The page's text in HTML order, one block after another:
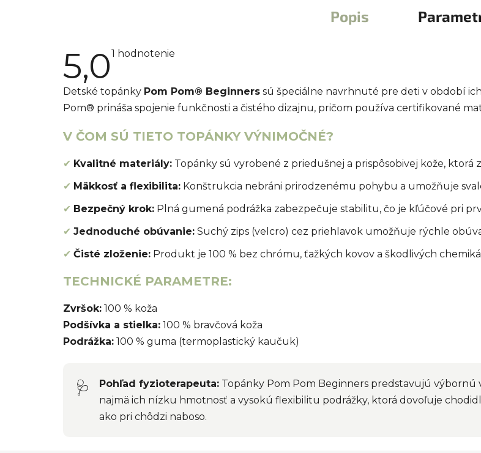
Popis
5,0Priemerné
5,0
5
1 hodnotenie
Detské topánky Pom Pom® Beginners sú špeciálne navrhnuté pre deti v období
Pom® prináša spojenie funkčnosti a čistého dizajnu, pričom používa certifikované
V ČOM SÚ TIETO TOPÁNKY VÝNIMOČNÉ?
✔ Kvalitné materiály: Topánky sú vyrobené z priedušnej a prispôsobivej kože,
✔ Mäkkosť a flexibilita: Konštrukcia nebráni prirodzenému pohybu a umožňuje
✔ Bezpečný krok: Plná gumená podrážka zabezpečuje stabilitu, čo je kľúčové pri
✔ Jednoduché obúvanie: Suchý zips (velcro) cez priehlavok umožňuje rýchle
✔ Čisté zloženie: Produkt je 100 % bez chrómu, ťažkých kovov a škodlivých
TECHNICKÉ PARAMETRE:
Zvršok: 100 % koža
Podšívka a stielka: 100 % bravčová koža
Podrážka: 100 % guma (termoplastický kaučuk)
🩺 Pohľad fyzioterapeuta: Topánky Pom Pom Beginners predstavujú
najmä ich nízku hmotnosť a vysokú flexibilitu podrážky, ktorá dovoľuje
ako pri chôdzi naboso.